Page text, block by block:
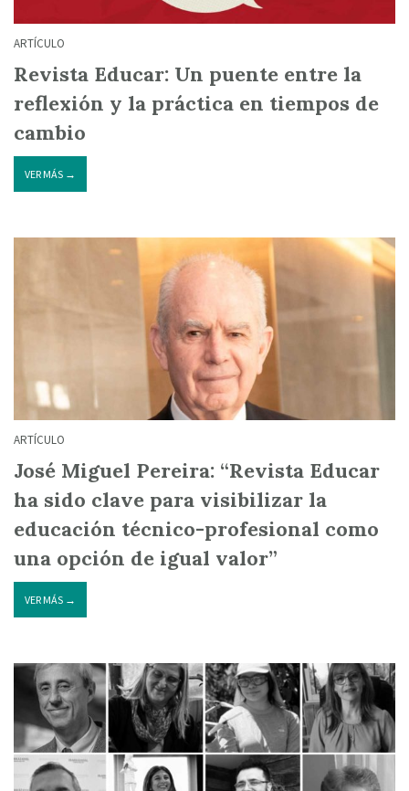
ARTÍCULO
Revista Educar: Un puente entre la
reflexión y la práctica en tiempos de
cambio
VER MÁS →
ARTÍCULO
José Miguel Pereira: “Revista Educar
ha sido clave para visibilizar la
educación técnico-profesional como
una opción de igual valor”
VER MÁS →